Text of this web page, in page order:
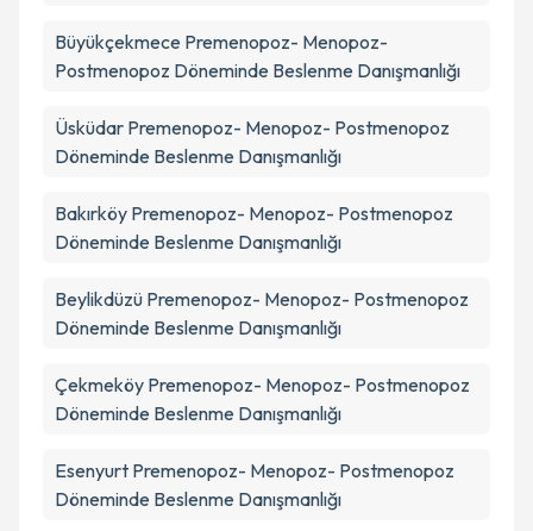
Büyükçekmece Premenopoz- Menopoz-
Postmenopoz Döneminde Beslenme Danışmanlığı
Üsküdar Premenopoz- Menopoz- Postmenopoz
Döneminde Beslenme Danışmanlığı
Bakırköy Premenopoz- Menopoz- Postmenopoz
Döneminde Beslenme Danışmanlığı
Beylikdüzü Premenopoz- Menopoz- Postmenopoz
Döneminde Beslenme Danışmanlığı
Çekmeköy Premenopoz- Menopoz- Postmenopoz
Döneminde Beslenme Danışmanlığı
Esenyurt Premenopoz- Menopoz- Postmenopoz
Döneminde Beslenme Danışmanlığı